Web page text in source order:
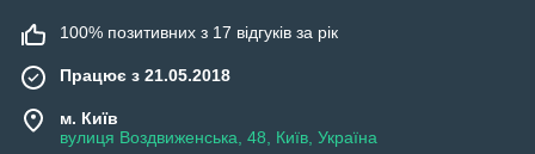
100% позитивних з 17 відгуків за рік
Працює з 21.05.2018
м. Київ
вулиця Воздвиженська, 48, Київ, Україна